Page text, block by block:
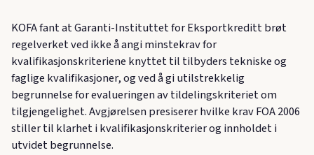
KOFA fant at Garanti-Instituttet for Eksportkreditt brøt
regelverket ved ikke å angi minstekrav for
kvalifikasjonskriteriene knyttet til tilbyders tekniske og
faglige kvalifikasjoner, og ved å gi utilstrekkelig
begrunnelse for evalueringen av tildelingskriteriet om
tilgjengelighet. Avgjørelsen presiserer hvilke krav FOA 2006
stiller til klarhet i kvalifikasjonskriterier og innholdet i
utvidet begrunnelse.